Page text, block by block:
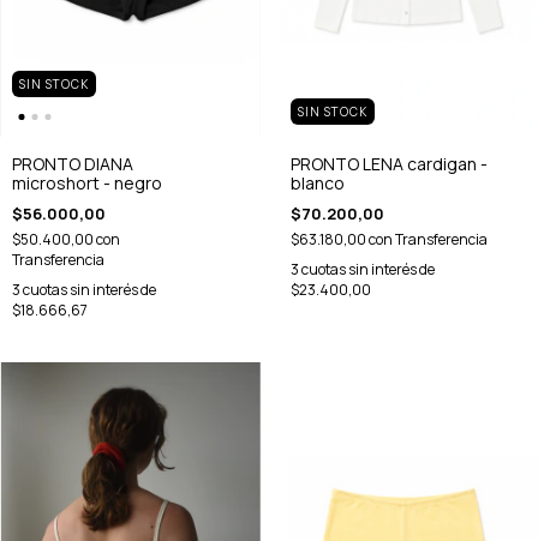
SIN STOCK
PRONTO DIANA
microshort - negro
$56.000,00
$50.400,00con
Transferencia
3cuotas sin interés de
$18.666,67
SIN STOCK
PRONTO LENA cardigan -
blanco
$70.200,00
$63.180,00conTransferencia
3cuotas sin interés de
$23.400,00